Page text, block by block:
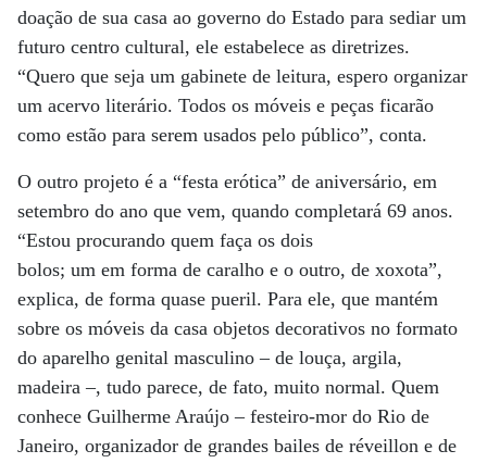
doação de sua casa ao governo do Estado para sediar um
futuro centro cultural, ele estabelece as diretrizes.
“Quero que seja um gabinete de leitura, espero organizar
um acervo literário. Todos os móveis e peças ficarão
como estão para serem usados pelo público”, conta.
O outro projeto é a “festa erótica” de aniversário, em
setembro do ano que vem, quando completará 69 anos.
“Estou procurando quem faça os dois
bolos; um em forma de caralho e o outro, de xoxota”,
explica, de forma quase pueril. Para ele, que mantém
sobre os móveis da casa objetos decorativos no formato
do aparelho genital masculino – de louça, argila,
madeira –, tudo parece, de fato, muito normal. Quem
conhece Guilherme Araújo – festeiro-mor do Rio de
Janeiro, organizador de grandes bailes de réveillon e de